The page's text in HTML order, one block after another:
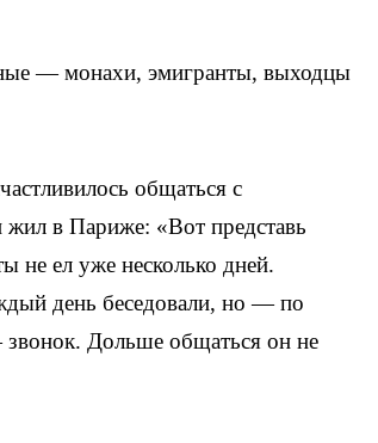
— монахи, эмигранты, выходцы
общаться с
в Париже: «Вот представь
не ел уже несколько дней.
день беседовали, но — по
звонок. Дольше общаться он не